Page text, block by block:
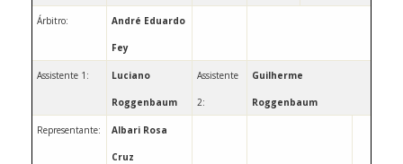
Árbitro: André Eduardo
Fey
Assistente 1: Luciano
Roggenbaum
Assistente
2:
Guilherme
Roggenbaum
Representante: Albari Rosa
Cruz